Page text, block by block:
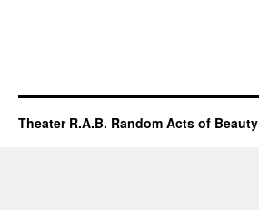
Theater R.A.B. Random Acts of Beauty